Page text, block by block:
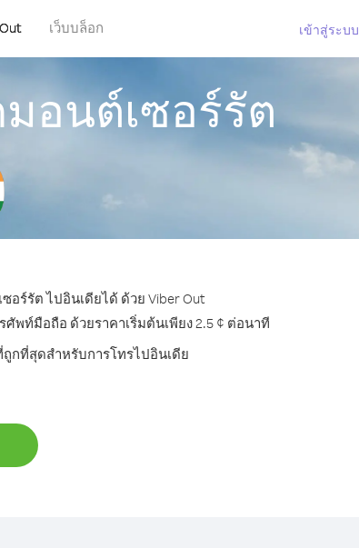
เว็บบล็อก เข้าสู่ระบบ
อนต์เซอร์รัต
ร์รัต ไปอินเดียได้ ด้วย Viber Out
พท์มือถือ ด้วยราคาเริ่มต้นเพียง 2.5 ¢ ต่อนาที
กที่สุดสำหรับการโทรไปอินเดีย